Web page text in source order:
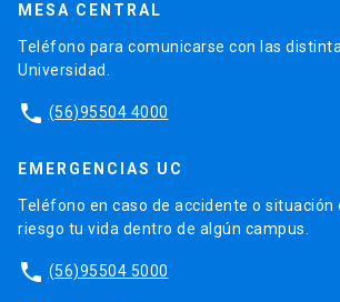
MESA CENTRAL
Teléfono para comunicarse con las
Universidad.
phone (56)95504 4000
EMERGENCIAS UC
Teléfono en caso de accidente o situación
riesgo tu vida dentro de algún campus.
phone (56)95504 5000